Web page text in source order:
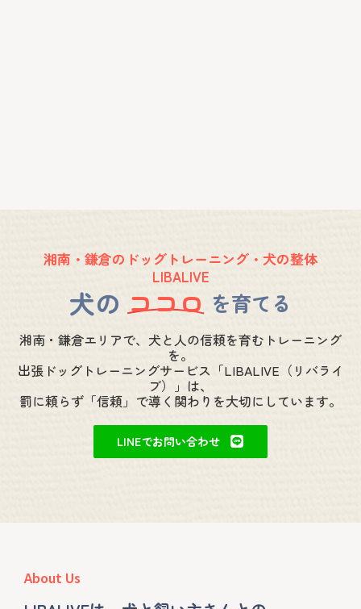
湘南・鎌倉のドッグトレーニング・犬の整体
LIBALIVE
犬の ココロ を育てる
湘南・鎌倉エリアで、犬と人の信頼を育むトレーニング
を。
出張ドッグトレーニングサービス「LIBALIVE（リバライ
ブ）」は、
罰に頼らず「信頼」で導く関わりを大切にしています。
LINEでお問い合わせ
About Us